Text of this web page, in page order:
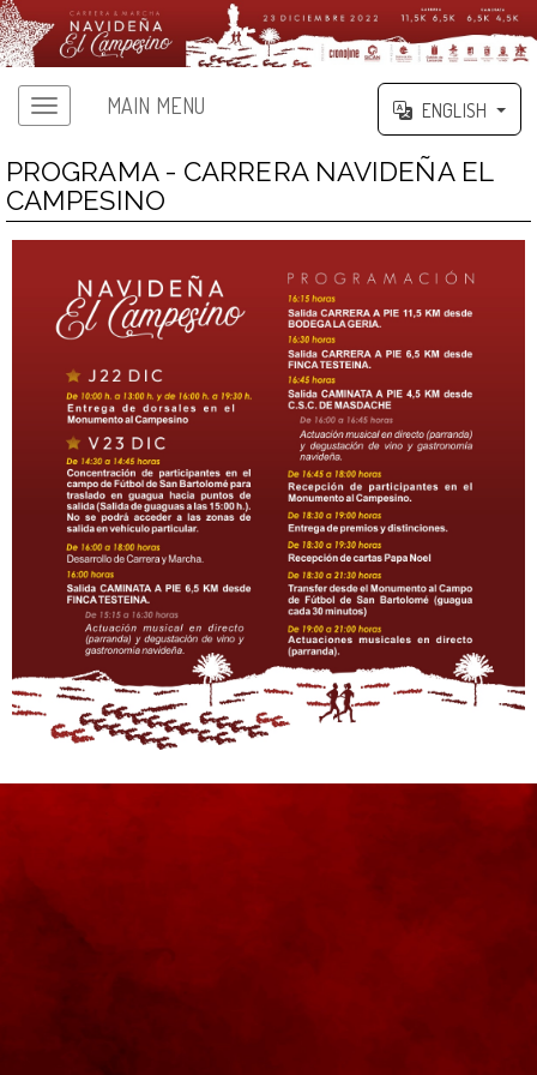
MAIN MENU ENGLISH
PROGRAMA - CARRERA NAVIDEÑA EL
CAMPESINO